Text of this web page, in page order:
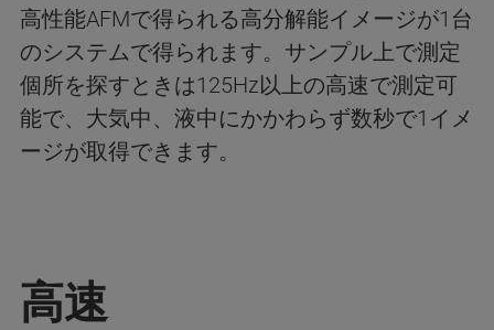
高性能AFMで得られる高分解能イメージが1台
のシステムで得られます。サンプル上で測定
個所を探すときは125Hz以上の高速で測定可
能で、大気中、液中にかかわらず数秒で1イメ
ージが取得できます。
高速